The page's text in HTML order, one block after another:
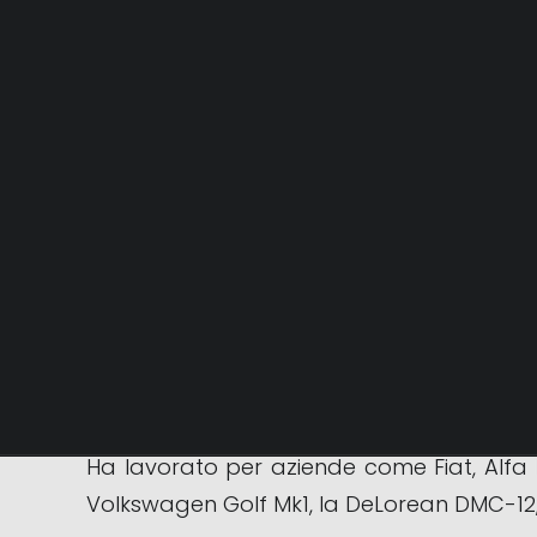
Giorgetto Giugiaro, nato il 7 agosto
Ha lavorato per aziende come Fiat, Alfa
Volkswagen Golf Mk1, la DeLorean DMC-